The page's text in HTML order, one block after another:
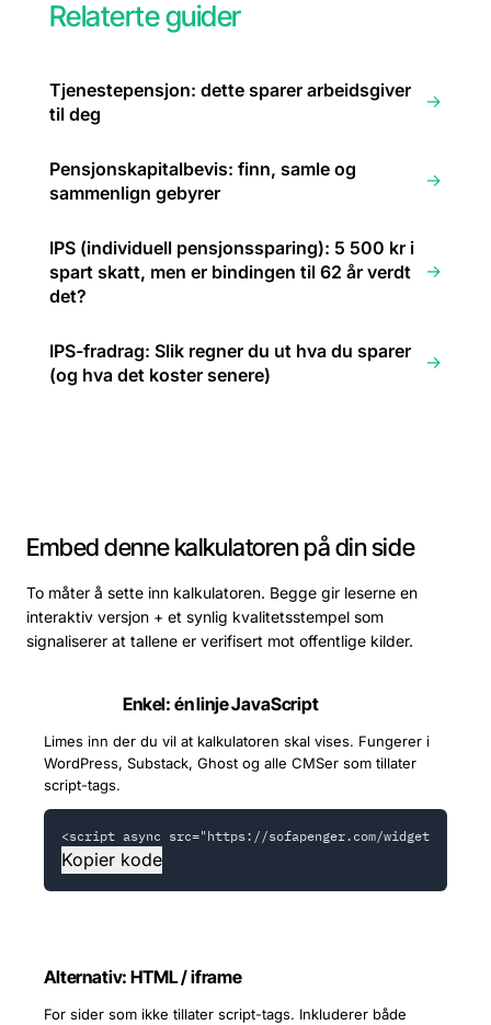
Relaterte guider
Tjenestepensjon: dette sparer arbeidsgiver
til deg
→
Pensjonskapitalbevis: finn, samle og
sammenlign gebyrer
→
IPS (individuell pensjonssparing): 5 500 kr i
spart skatt, men er bindingen til 62 år verdt
det?
→
IPS-fradrag: Slik regner du ut hva du sparer
(og hva det koster senere)
→
Embed denne kalkulatoren på din side
To måter å sette inn kalkulatoren. Begge gir leserne en
interaktiv versjon + et synlig kvalitetsstempel som
signaliserer at tallene er verifisert mot offentlige kilder.
Enkel: én linje JavaScript
Limes inn der du vil at kalkulatoren skal vises. Fungerer i
WordPress, Substack, Ghost og alle CMSer som tillater
script-tags.
<script async src="https://sofapenger.com/widgets/ips-
Kopier kode
Alternativ: HTML / iframe
For sider som ikke tillater script-tags. Inkluderer både